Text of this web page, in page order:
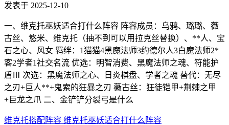
发表于 2025-12-10
一、维克托巫妖适合打什么阵容 阵容成员：乌鸦、璐璐、薇
古丝、悠米、维克托（抽不到可以用拉克丝替换）、**人、宝
石之心、风女 羁绊：1猫猫4黑魔法师3约德尔人3白魔法师2*
客2学者1社交名流 优选：明智消费、黑魔法师之魂、符能护
盾Ⅲ 次选：黑魔法师之心、日炎棋盘、学者之魂 替代：无尽
之刃+巨人**+鬼索的狂暴之刃 薇古丝：狂徒铠甲+荆棘之甲
+巨龙之爪 二、金铲铲分裂弓是什么
维克托搭配阵容 维克托巫妖适合打什么阵容